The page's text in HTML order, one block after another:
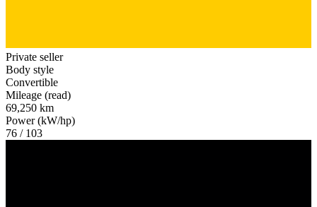
Private seller
Body style
Convertible
Mileage (read)
69,250 km
Power (kW/hp)
76 / 103